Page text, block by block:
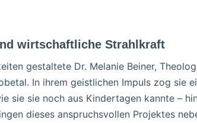
wirtschaftliche Strahlkraft
gestaltete Dr. Melanie Beiner,
In ihrem geistlichen Impuls zog sie
sie sie noch aus Kindertagen kannte –
dieses anspruchsvollen Projektes